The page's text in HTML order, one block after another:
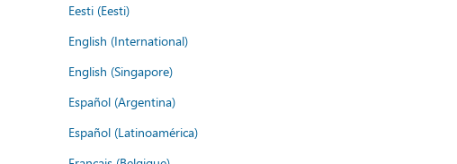
Eesti (Eesti)
English (International)
English (Singapore)
Español (Argentina)
Español (Latinoamérica)